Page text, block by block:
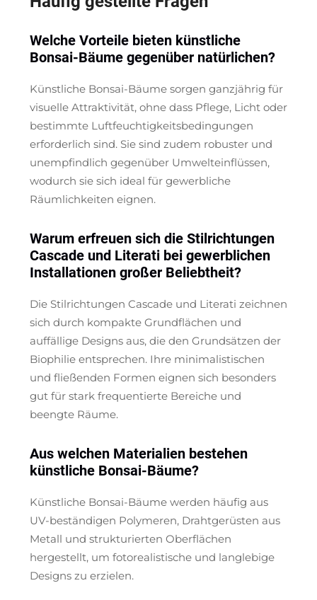
Welche Vorteile bieten künstliche
Bonsai-Bäume gegenüber natürlichen?
Künstliche Bonsai-Bäume sorgen ganzjährig für
visuelle Attraktivität, ohne dass Pflege, Licht oder
bestimmte Luftfeuchtigkeitsbedingungen
erforderlich sind. Sie sind zudem robuster und
unempfindlich gegenüber Umwelteinflüssen,
wodurch sie sich ideal für gewerbliche
Räumlichkeiten eignen.
Warum erfreuen sich die Stilrichtungen
Cascade und Literati bei gewerblichen
Installationen großer Beliebtheit?
Die Stilrichtungen Cascade und Literati zeichnen
sich durch kompakte Grundflächen und
auffällige Designs aus, die den Grundsätzen der
Biophilie entsprechen. Ihre minimalistischen
und fließenden Formen eignen sich besonders
gut für stark frequentierte Bereiche und
beengte Räume.
Aus welchen Materialien bestehen
künstliche Bonsai-Bäume?
Künstliche Bonsai-Bäume werden häufig aus
UV-beständigen Polymeren, Drahtgerüsten aus
Metall und strukturierten Oberflächen
hergestellt, um fotorealistische und langlebige
Designs zu erzielen.